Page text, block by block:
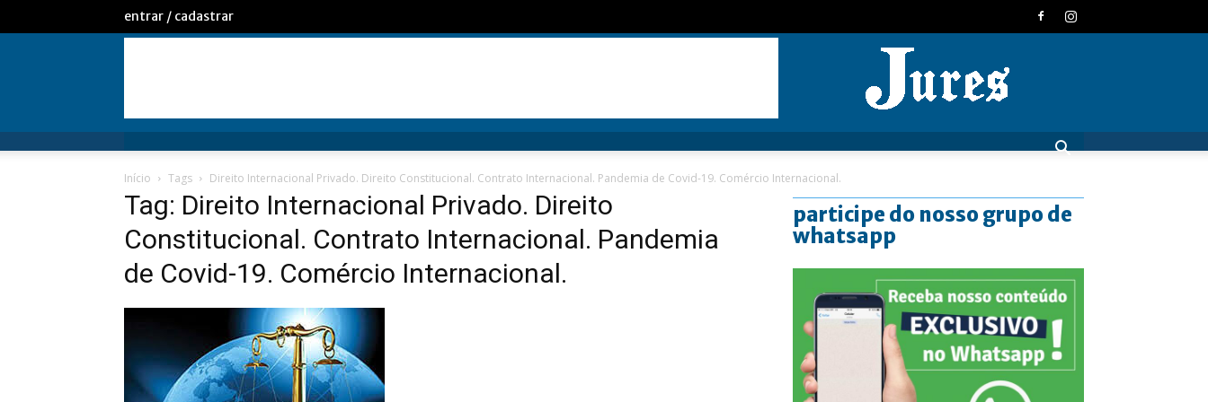
entrar / cadastrar
Início Tags Direito Internacional Privado. Direito Constitucional. Contrato Internacional. Pandemia de Covid-19. Comércio Internacional.
Tag: Direito Internacional Privado. Direito
Constitucional. Contrato Internacional. Pandemia
de Covid-19. Comércio Internacional.
participe do nosso grupo de
whatsapp